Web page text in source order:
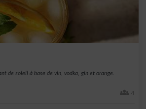
de soleil à base de vin, vodka, gin et orange.
4